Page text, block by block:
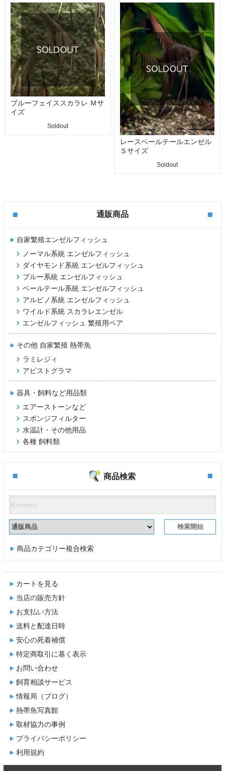
ブルーフェイススカラレ Ｍサ
イズ
Soldout
レースベールテールエンゼル
Ｓサイズ
Soldout
通販商品
自家繁殖エンゼルフィッシュ
ノーマル系統 エンゼルフィッシュ
ダイヤモンド系統 エンゼルフィッシュ
ブルー系統 エンゼルフィッシュ
ベールテール系統 エンゼルフィッシュ
アルビノ系統 エンゼルフィッシュ
ワイルド系統 スカラレエンゼル
エンゼルフィッシュ 繁殖用ペア
その他 自家繁殖 熱帯魚
ラミレジィ
アピストグラマ
器具・飼料など用品類
エアーストーンなど
スポンジフィルター
水温計・その他用品
各種 飼料類
商品検索
商品カテゴリー複合検索
カートを見る
当店の販売方針
お支払い方法
送料と配達日時
安心の死着補償
特定商取引に基く表示
お問い合わせ
飼育相談サービス
情報局（ブログ）
熱帯魚写真館
取材協力の事例
プライバシーポリシー
利用規約